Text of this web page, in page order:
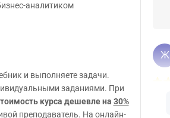
аналитиком
и выполняете задачи.
заданиями. При
курса дешевле на 30%
преподаватель. На онлайн-